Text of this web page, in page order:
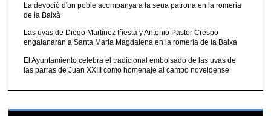
La devoció d'un poble acompanya a la seua patrona en la romeria
de la Baixà
Las uvas de Diego Martínez Iñesta y Antonio Pastor Crespo
engalanarán a Santa María Magdalena en la romería de la Baixà
El Ayuntamiento celebra el tradicional embolsado de las uvas de
las parras de Juan XXIII como homenaje al campo noveldense